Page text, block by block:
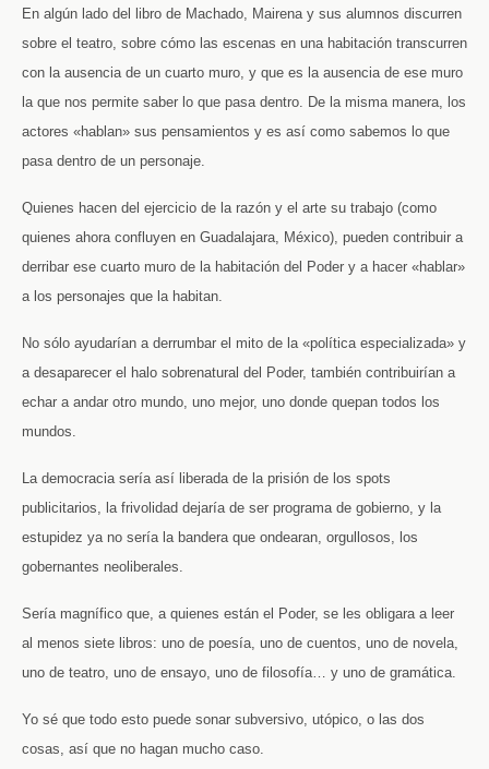
En algún lado del libro de Machado, Mairena y sus alumnos discurren
sobre el teatro, sobre cómo las escenas en una habitación transcurren
con la ausencia de un cuarto muro, y que es la ausencia de ese muro
la que nos permite saber lo que pasa dentro. De la misma manera, los
actores «hablan» sus pensamientos y es así como sabemos lo que
pasa dentro de un personaje.
Quienes hacen del ejercicio de la razón y el arte su trabajo (como
quienes ahora confluyen en Guadalajara, México), pueden contribuir a
derribar ese cuarto muro de la habitación del Poder y a hacer «hablar»
a los personajes que la habitan.
No sólo ayudarían a derrumbar el mito de la «política especializada» y
a desaparecer el halo sobrenatural del Poder, también contribuirían a
echar a andar otro mundo, uno mejor, uno donde quepan todos los
mundos.
La democracia sería así liberada de la prisión de los spots
publicitarios, la frivolidad dejaría de ser programa de gobierno, y la
estupidez ya no sería la bandera que o­ndearan, orgullosos, los
gobernantes neoliberales.
Sería magnífico que, a quienes están el Poder, se les obligara a leer
al menos siete libros: uno de poesía, uno de cuentos, uno de novela,
uno de teatro, uno de ensayo, uno de filosofía… y uno de gramática.
Yo sé que todo esto puede sonar subversivo, utópico, o las dos
cosas, así que no hagan mucho caso.